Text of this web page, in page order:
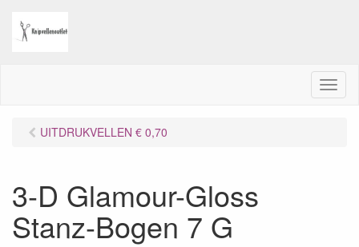
M
e
UITDRUKVELLEN € 0,70
3-D Glamour-Gloss
Stanz-Bogen 7 G